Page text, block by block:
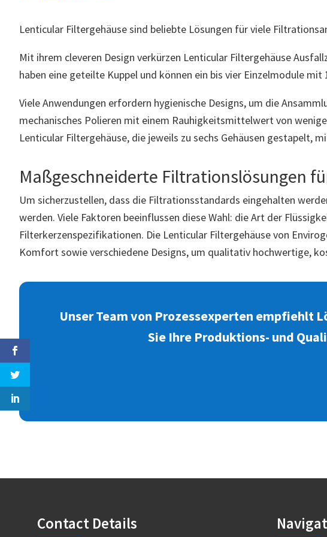
Lenticular Filtergehäuse sind beliebte Lösungen für viele
Mit ihrem cleveren Design verkürzen Lenticular Filtergehäuse
haben eine geteilte Kuppel und können ein bis vier Einzelmodule
Viele Anwendungen erfordern hygienische Designs, um die
mechanisches Polieren mit einem Rauhigkeitsmittelwert von
Lenticular Filtergehäuse, die jeweils zu sechs Gehäusen gestapelt,
Maßgeschneiderte Filtrationslösungen
Um sicherzustellen, dass die Filtrationsstandards eingehalten
werden. Viele Faktoren beeinflussen diese Wahl: die Art der
Filterkerzenspezifikationen. Die Lenticular Filtergehäuse von
Komfort sowie verschiedene Designs, um qualitativ hochwertige,
Unser Team von Prozessexperten
Sie Ihre Produktions- und
FooterContact Details